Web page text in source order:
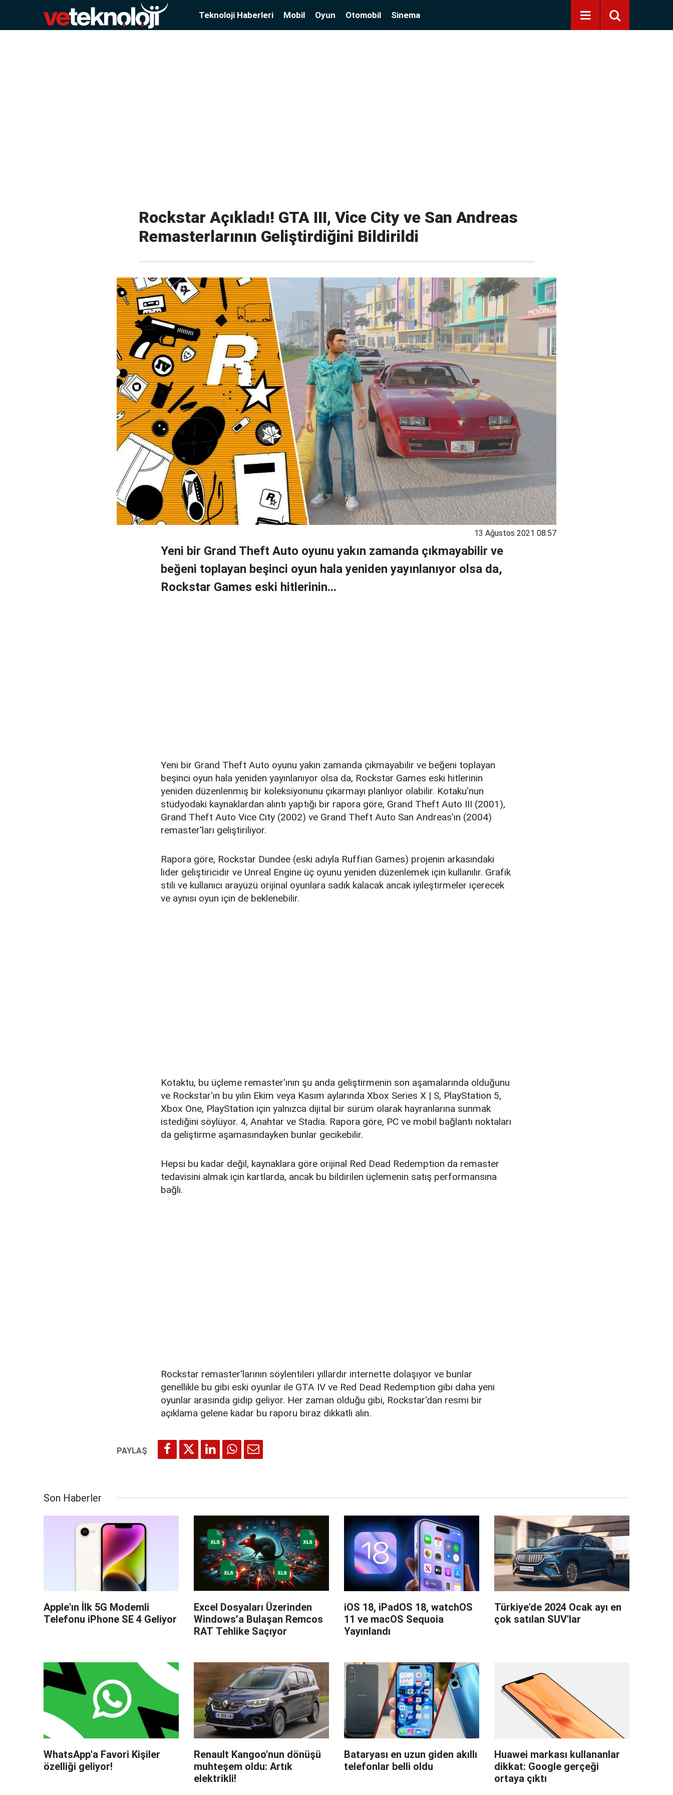
Teknoloji Haberleri Mobil Oyun Otomobil Sinema
Rockstar Açıkladı! GTA III, Vice City ve San Andreas
Remasterlarının Geliştirdiğini Bildirildi
13 Ağustos 2021 08:57
Yeni bir Grand Theft Auto oyunu yakın zamanda çıkmayabilir ve
beğeni toplayan beşinci oyun hala yeniden yayınlanıyor olsa da,
Rockstar Games eski hitlerinin...
Yeni bir Grand Theft Auto oyunu yakın zamanda çıkmayabilir ve beğeni toplayan
beşinci oyun hala yeniden yayınlanıyor olsa da, Rockstar Games eski hitlerinin
yeniden düzenlenmiş bir koleksiyonunu çıkarmayı planlıyor olabilir. Kotaku'nun
stüdyodaki kaynaklardan alıntı yaptığı bir rapora göre, Grand Theft Auto III (2001),
Grand Theft Auto Vice City (2002) ve Grand Theft Auto San Andreas'ın (2004)
remaster'ları geliştiriliyor.
Rapora göre, Rockstar Dundee (eski adıyla Ruffian Games) projenin arkasındaki
lider geliştiricidir ve Unreal Engine üç oyunu yeniden düzenlemek için kullanılır. Grafik
stili ve kullanıcı arayüzü orijinal oyunlara sadık kalacak ancak iyileştirmeler içerecek
ve aynısı oyun için de beklenebilir.
Kotaktu, bu üçleme remaster'ının şu anda geliştirmenin son aşamalarında olduğunu
ve Rockstar'ın bu yılın Ekim veya Kasım aylarında Xbox Series X | S, PlayStation 5,
Xbox One, PlayStation için yalnızca dijital bir sürüm olarak hayranlarına sunmak
istediğini söylüyor. 4, Anahtar ve Stadia. Rapora göre, PC ve mobil bağlantı noktaları
da geliştirme aşamasındayken bunlar gecikebilir.
Hepsi bu kadar değil, kaynaklara göre orijinal Red Dead Redemption da remaster
tedavisini almak için kartlarda, ancak bu bildirilen üçlemenin satış performansına
bağlı.
Rockstar remaster'larının söylentileri yıllardır internette dolaşıyor ve bunlar
genellikle bu gibi eski oyunlar ile GTA IV ve Red Dead Redemption gibi daha yeni
oyunlar arasında gidip geliyor. Her zaman olduğu gibi, Rockstar'dan resmi bir
açıklama gelene kadar bu raporu biraz dikkatli alın.
Son Haberler
Apple'ın İlk 5G Modemli
Telefonu iPhone SE 4 Geliyor
Excel Dosyaları Üzerinden
Windows’a Bulaşan Remcos
RAT Tehlike Saçıyor
iOS 18, iPadOS 18, watchOS
11 ve macOS Sequoia
Yayınlandı
Türkiye'de 2024 Ocak ayı en
çok satılan SUV'lar
WhatsApp'a Favori Kişiler
özelliği geliyor!
Renault Kangoo'nun dönüşü
muhteşem oldu: Artık
elektrikli!
Bataryası en uzun giden akıllı
telefonlar belli oldu
Huawei markası kullananlar
dikkat: Google gerçeği
ortaya çıktı